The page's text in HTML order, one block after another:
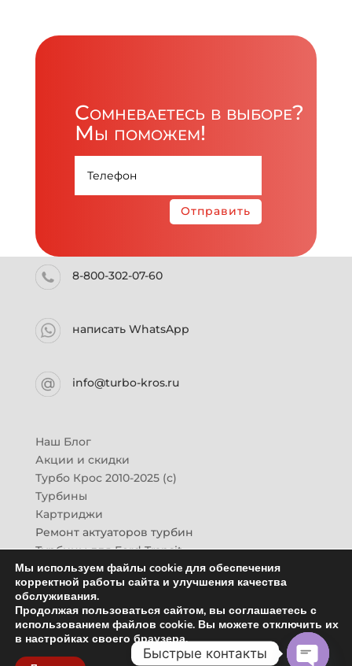
Сомневаетесь в выборе?
Мы поможем!
Отправить
8-800-302-07-60
написать WhatsApp
info@turbo-kros.ru
Наш Блог
Акции и скидки
Турбо Крос 2010-2025 (с)
Турбины
Картриджи
Ремонт актуаторов турбин
Турбины для Ford Transit
Турбины для Mazda CX-7
Картридж для ГАЗон-Next
Турбины HINO (Хино)
Купить новую турбину
Контакты
Оптовикам
Мы используем файлы cookie для обеспечения
корректной работы сайта и улучшения качества
обслуживания.
Продолжая пользоваться сайтом, вы соглашаетесь с
использованием файлов cookie. Вы можете отключить их
в настройках своего браузера.
Быстрые контакты